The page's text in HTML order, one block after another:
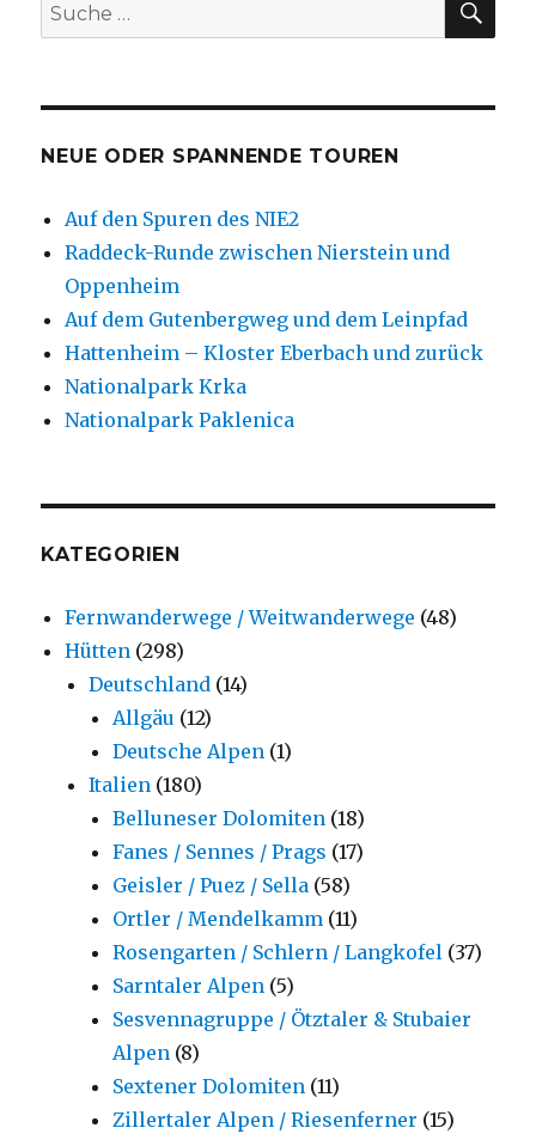
nach:
NEUE ODER SPANNENDE TOUREN
Auf den Spuren des NIE2
Raddeck-Runde zwischen Nierstein und
Oppenheim
Auf dem Gutenbergweg und dem Leinpfad
Hattenheim – Kloster Eberbach und zurück
Nationalpark Krka
Nationalpark Paklenica
KATEGORIEN
Fernwanderwege / Weitwanderwege (48)
Hütten (298)
Deutschland (14)
Allgäu (12)
Deutsche Alpen (1)
Italien (180)
Belluneser Dolomiten (18)
Fanes / Sennes / Prags (17)
Geisler / Puez / Sella (58)
Ortler / Mendelkamm (11)
Rosengarten / Schlern / Langkofel (37)
Sarntaler Alpen (5)
Sesvennagruppe / Ötztaler & Stubaier
Alpen (8)
Sextener Dolomiten (11)
Zillertaler Alpen / Riesenferner (15)